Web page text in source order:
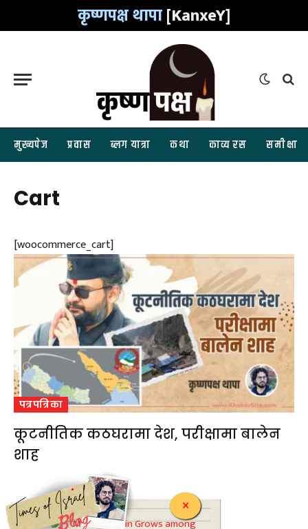
कृष्णपक्ष थापा[KanxeY]
मुख्यपेज प्रवास ब्लग यात्रा कथा काव्य रस समीक्षा
Cart
[woocommerce_cart]
पत्रपत्रिका
कूटनीतिक कठघरामा देश, परीक्षामा बालेन
शाह
.
×